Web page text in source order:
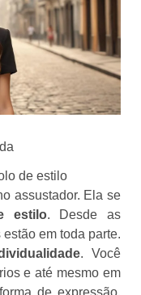
de estilo
assustador. Ela se
estilo. Desde as
em toda parte.
. Você
e até mesmo em
de expressão,